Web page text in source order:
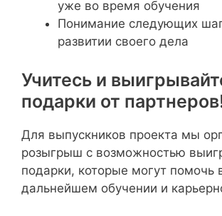
уже во время обучения
Понимание следующих
развитии своего дела
Учитесь и
подарки от
Для выпускников проекта мы
розыгрыш с возможностью
подарки, которые могут помочь
дальнейшем обучении и